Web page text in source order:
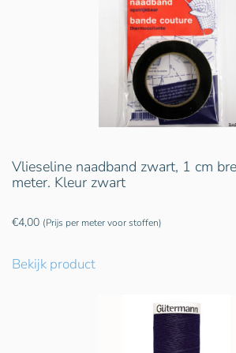
Vlieseline naadband zwart, 1 cm
meter. Kleur zwart
€4,00 (Prijs per meter voor stoffen)
Bekijk product